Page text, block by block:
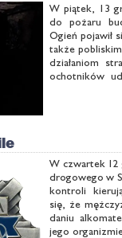
W pią­tek, 13
do po­ża­ru
Ogień po­ja­wił
tak­że
dzia­ła­niom
ochot­ni­ków
W czwar­tek 12
dro­go­we­go w
kon­tro­li
się, że
da­niu
je­go